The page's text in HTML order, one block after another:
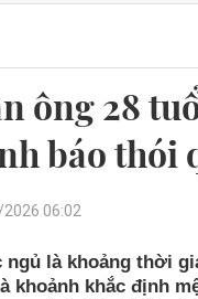
ông 28
báo thói
06:02
là khoảng thời
khoảnh khắc định